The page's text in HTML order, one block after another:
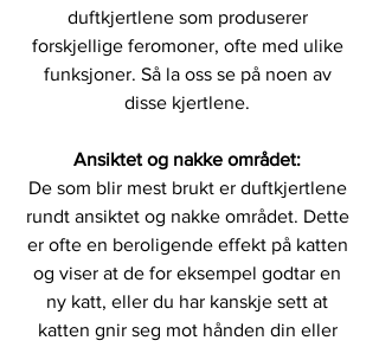
duftkjertlene som produserer
forskjellige feromoner, ofte med ulike
funksjoner. Så la oss se på noen av
disse kjertlene.
Ansiktet og nakke området:
De som blir mest brukt er duftkjertlene
rundt ansiktet og nakke området. Dette
er ofte en beroligende effekt på katten
og viser at de for eksempel godtar en
ny katt, eller du har kanskje sett at
katten gnir seg mot hånden din eller